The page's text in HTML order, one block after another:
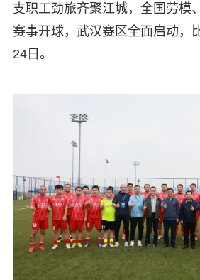
支职工劲旅齐聚江城，全国劳模
赛事开球，武汉赛区全面启动，
24日。